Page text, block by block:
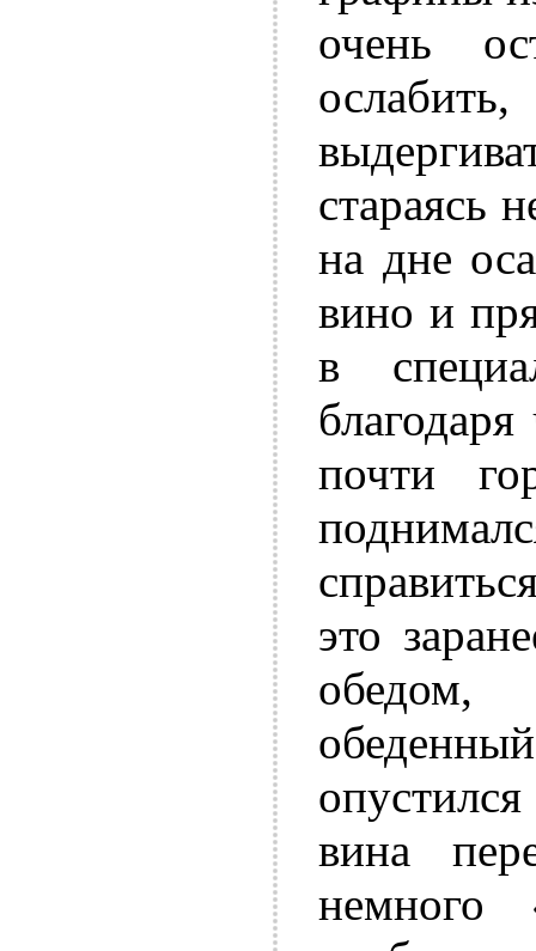
очень
стараясь
на дне
вино и
в
почти
это
обедом,
вина
немного